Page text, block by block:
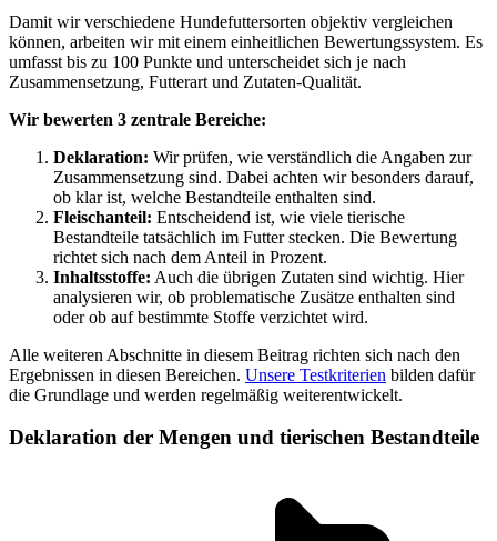
Damit wir verschiedene Hundefuttersorten objektiv vergleichen
können, arbeiten wir mit einem einheitlichen Bewertungssystem. Es
umfasst bis zu 100 Punkte und unterscheidet sich je nach
Zusammensetzung, Futterart und Zutaten-Qualität.
Wir bewerten 3 zentrale Bereiche:
Deklaration: Wir prüfen, wie verständlich die Angaben zur
Zusammensetzung sind. Dabei achten wir besonders darauf,
ob klar ist, welche Bestandteile enthalten sind.
Fleischanteil: Entscheidend ist, wie viele tierische
Bestandteile tatsächlich im Futter stecken. Die Bewertung
richtet sich nach dem Anteil in Prozent.
Inhaltsstoffe: Auch die übrigen Zutaten sind wichtig. Hier
analysieren wir, ob problematische Zusätze enthalten sind
oder ob auf bestimmte Stoffe verzichtet wird.
Alle weiteren Abschnitte in diesem Beitrag richten sich nach den
Ergebnissen in diesen Bereichen. Unsere Testkriterien bilden dafür
die Grundlage und werden regelmäßig weiterentwickelt.
Deklaration der Mengen und tierischen Bestandteile